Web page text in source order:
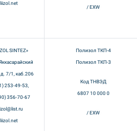
/ EXW
SINTEZ»
7/1, каб.206
253-49-53,
356-70-67
Полизол ТКП-4
Полизол ТКП-3
Код ТНВЭД
6807 10 000 0
/ EXW